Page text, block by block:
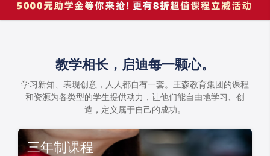
教学相长，启迪每一颗心。
学习新知、表现创意，人人都自有一套。王森教育集团的课程
和资源为各类型的学生提供动力，让他们能自由地学习、创
造，定义属于自己的成功。
三年制课程